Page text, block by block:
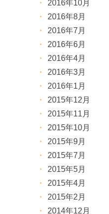
2016年10月
2016年8月
2016年7月
2016年6月
2016年4月
2016年3月
2016年1月
2015年12月
2015年11月
2015年10月
2015年9月
2015年7月
2015年5月
2015年4月
2015年2月
2014年12月